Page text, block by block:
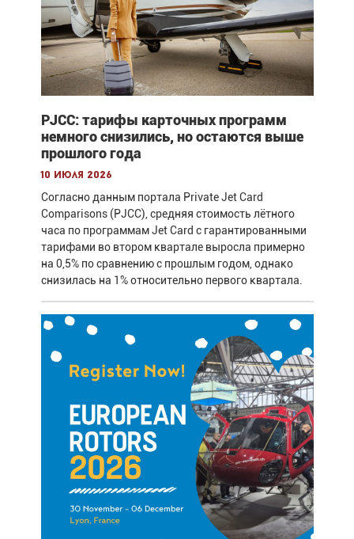
PJCC: тарифы карточных программ
немного снизились, но остаются выше
прошлого года
10 июля 2026
Согласно данным портала Private Jet Card
Comparisons (PJCC), средняя стоимость лётного
часа по программам Jet Card с гарантированными
тарифами во втором квартале выросла примерно
на 0,5% по сравнению с прошлым годом, однако
снизилась на 1% относительно первого квартала.